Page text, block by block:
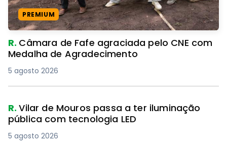
PREMIUM
R. Câmara de Fafe agraciada pelo CNE com
Medalha de Agradecimento
5 agosto 2026
R.Vilar de Mouros passa a ter iluminação
pública com tecnologia LED
5 agosto 2026